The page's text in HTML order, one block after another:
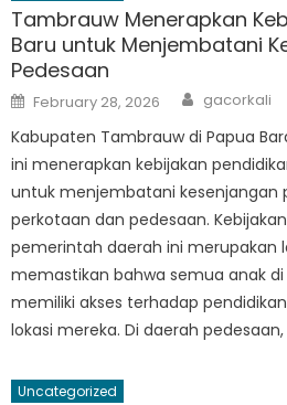
Tambrauw Menerapkan
Baru untuk Menjembatani
Pedesaan
Posted
on
February 28, 2026 Author
gacorkali
Kabupaten Tambrauw di Papua
ini menerapkan kebijakan
untuk menjembatani kesenjangan
perkotaan dan pedesaan.
pemerintah daerah ini merupakan
memastikan bahwa semua anak
memiliki akses terhadap
lokasi mereka. Di daerah
Uncategorized